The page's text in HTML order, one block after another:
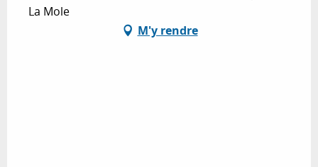
La Mole
M'y rendre